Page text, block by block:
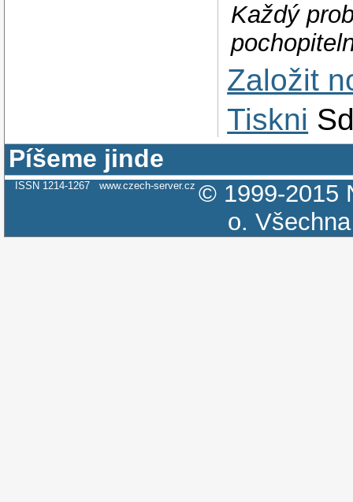
Každý
Založit
Tiskni
Píšeme jinde
ISSN 1214-1267 www.czech-server.cz © 1999-2015
o.